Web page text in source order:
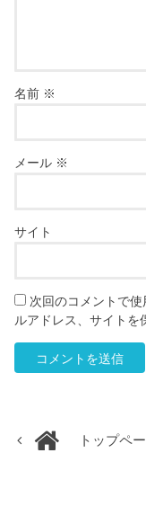
名前 ※
メール ※
サイト
次回のコメントで
ルアドレス、サイトを
トップペ